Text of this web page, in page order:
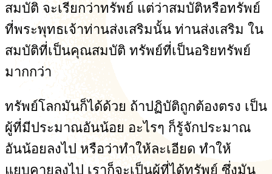
สมบัติ จะเรียกว่าทรัพย์ แต่ว่าสมบัติหรือทรัพย์
ที่พระพุทธเจ้าท่านส่งเสริมนั้น ท่านส่งเสริม ใน
สมบัติที่เป็นคุณสมบัติ ทรัพย์ที่เป็นอริยทรัพย์
มากกว่า
ทรัพย์โลกมันก็ได้ด้วย ถ้าปฏิบัติถูกต้องตรง เป็น
ผู้ที่มีประมาณอันน้อย อะไรๆ ก็รู้จักประมาณ
อันน้อยลงไป หรือว่าทำให้ละเอียด ทำให้
แยบคายลงไป เราก็จะเป็นผู้ที่ได้ทรัพย์ ซึ่งมัน